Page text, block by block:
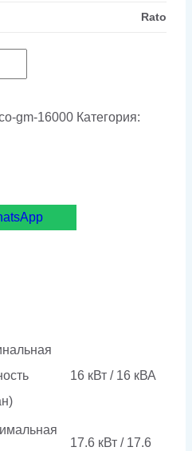
Rato
gm-16000 Категория:
16 кВт / 16 кВА
17.6 кВт / 17.6